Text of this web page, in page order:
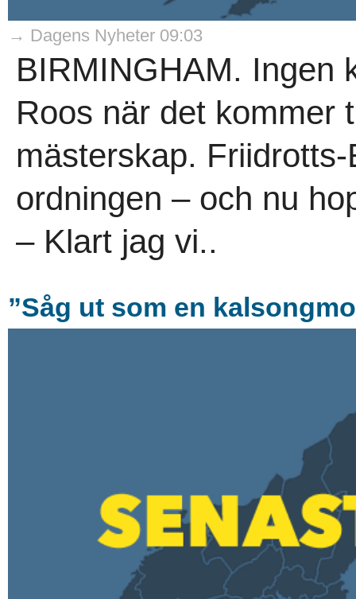
→ Dagens Nyheter 09:03
BIRMINGHAM. Ingen
Roos när det kommer
mästerskap.
ordningen – och nu
– Klart jag vi..
”Såg ut som en